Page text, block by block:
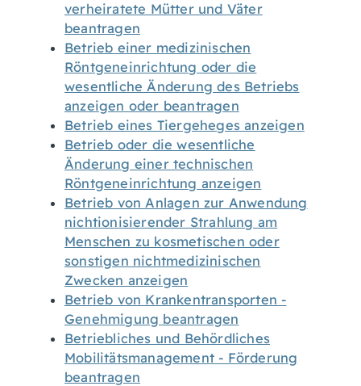
verheiratete Mütter und Väter
beantragen
Betrieb einer medizinischen
Röntgeneinrichtung oder die
wesentliche Änderung des Betriebs
anzeigen oder beantragen
Betrieb eines Tiergeheges anzeigen
Betrieb oder die wesentliche
Änderung einer technischen
Röntgeneinrichtung anzeigen
Betrieb von Anlagen zur Anwendung
nichtionisierender Strahlung am
Menschen zu kosmetischen oder
sonstigen nichtmedizinischen
Zwecken anzeigen
Betrieb von Krankentransporten -
Genehmigung beantragen
Betriebliches und Behördliches
Mobilitätsmanagement - Förderung
beantragen